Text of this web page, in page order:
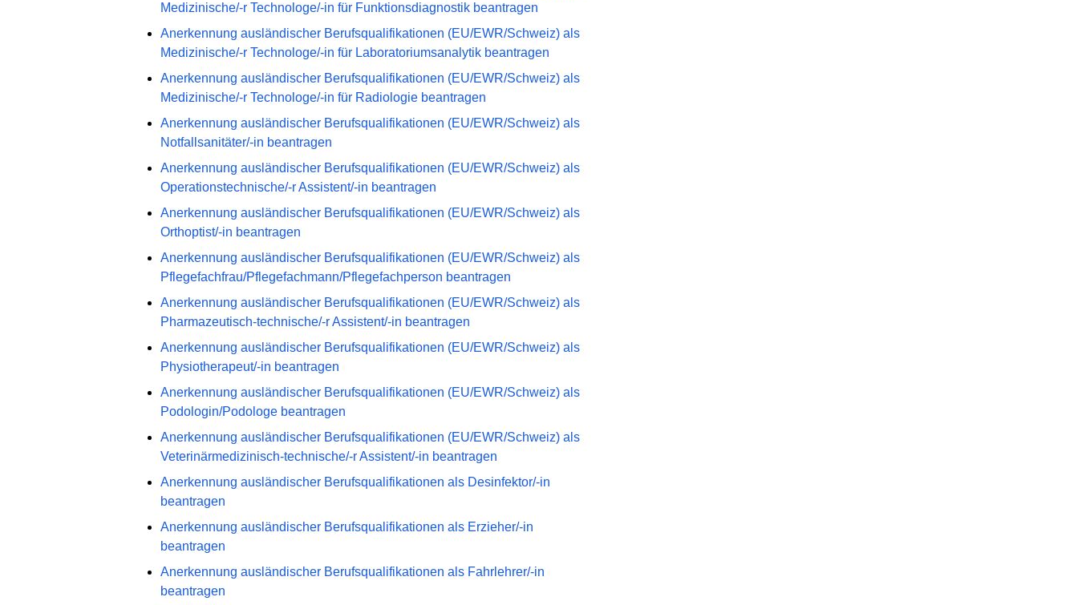
Medizinische/-r Technologe/-in für Funktionsdiagnostik beantragen
Anerkennung ausländischer Berufsqualifikationen (EU/EWR/Schweiz) als
Medizinische/-r Technologe/-in für Laboratoriumsanalytik beantragen
Anerkennung ausländischer Berufsqualifikationen (EU/EWR/Schweiz) als
Medizinische/-r Technologe/-in für Radiologie beantragen
Anerkennung ausländischer Berufsqualifikationen (EU/EWR/Schweiz) als
Notfallsanitäter/-in beantragen
Anerkennung ausländischer Berufsqualifikationen (EU/EWR/Schweiz) als
Operationstechnische/-r Assistent/-in beantragen
Anerkennung ausländischer Berufsqualifikationen (EU/EWR/Schweiz) als
Orthoptist/-in beantragen
Anerkennung ausländischer Berufsqualifikationen (EU/EWR/Schweiz) als
Pflegefachfrau/Pflegefachmann/Pflegefachperson beantragen
Anerkennung ausländischer Berufsqualifikationen (EU/EWR/Schweiz) als
Pharmazeutisch-technische/-r Assistent/-in beantragen
Anerkennung ausländischer Berufsqualifikationen (EU/EWR/Schweiz) als
Physiotherapeut/-in beantragen
Anerkennung ausländischer Berufsqualifikationen (EU/EWR/Schweiz) als
Podologin/Podologe beantragen
Anerkennung ausländischer Berufsqualifikationen (EU/EWR/Schweiz) als
Veterinärmedizinisch-technische/-r Assistent/-in beantragen
Anerkennung ausländischer Berufsqualifikationen als Desinfektor/-in
beantragen
Anerkennung ausländischer Berufsqualifikationen als Erzieher/-in
beantragen
Anerkennung ausländischer Berufsqualifikationen als Fahrlehrer/-in
beantragen